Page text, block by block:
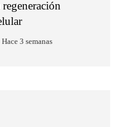
regeneración
Hace 3 semanas